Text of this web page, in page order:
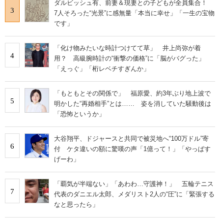
3
ダルビッシュ有、前妻＆現妻との子どもが全員集合！
7人そろった“光景”に感無量「本当に幸せ」「一生の宝物
です」
4
「化け物みたいな時計つけてて草」 井上尚弥が着
用？ 高級腕時計の“衝撃の価格”に「脳がバグった」
「えっぐ」「桁レベチすぎんか」
5
「もともとその関係で」 福原愛、約3年ぶり地上波で
明かした“再婚相手”とは…… 姿を消していた騒動後は
「恐怖というか」
6
大谷翔平、ドジャースと共同で被災地へ“100万ドル”寄
付 ケタ違いの額に驚嘆の声「1億って！」「やっぱす
げーわ」
7
「覇気が半端ない」「あわわ…守護神！」 五輪テニス
代表のダニエル太郎、メダリスト2人の“圧”に「緊張する
なと思ったら」